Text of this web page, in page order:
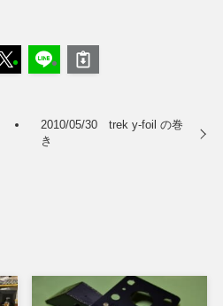
2010/05/30 trek y-foil の巻
き